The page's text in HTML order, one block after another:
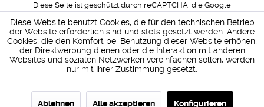
Diese Seite ist geschützt durch reCAPTCHA, die Google
DatenschutzerklärungundNutzungsbedingungengelten.
Diese Website benutzt Cookies, die für den technischen Betrieb
der Website erforderlich sind und stets gesetzt werden. Andere
Cookies, die den Komfort bei Benutzung dieser Website erhöhen,
der Direktwerbung dienen oder die Interaktion mit anderen
Websites und sozialen Netzwerken vereinfachen sollen, werden
nur mit Ihrer Zustimmung gesetzt.
Ablehnen Alle akzeptieren Konfigurieren